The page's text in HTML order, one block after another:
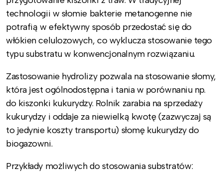
technologii w słomie bakterie metanogenne nie
potrafią w efektywny sposób przedostać się do
włókien celulozowych, co wyklucza stosowanie tego
typu substratu w konwencjonalnym rozwiązaniu.
Zastosowanie hydrolizy pozwala na stosowanie słomy,
która jest ogólnodostępna i tania w porównaniu np.
do kiszonki kukurydzy. Rolnik zarabia na sprzedaży
kukurydzy i oddaje za niewielką kwotę (zazwyczaj są
to jedynie koszty transportu) słomę kukurydzy do
biogazowni.
Przykłady możliwych do stosowania substratów: